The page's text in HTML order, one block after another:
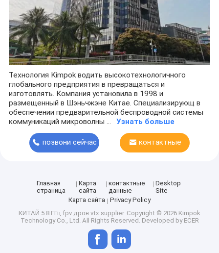
Технология Kimpok водить высокотехнологичного
глобального предприятия в превращаться и
изготовлять. Компания установила в 1998 и
размещенный в Шэньчжэне Китае. Специализирующ в
обеспечении предварительной беспроводной системы
коммуникаций микроволны ...
Узнать больше
позвони сейчас контактные
Главная
страница
Карта
сайта
контактные
данные
Desktop
Site
Карта сайта
Privacy Policy
КИТАЙ 5.8 ГГц fpv дрон vtx supplier. Copyright © 2026 Kimpok
Technology Co., Ltd. All Rights Reserved. Developed by ECER